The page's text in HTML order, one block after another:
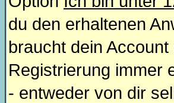
du den erhaltenen
braucht dein
Registrierung immer
- entweder von dir